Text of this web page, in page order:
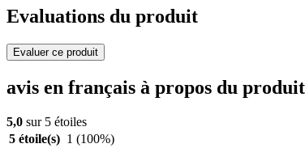
Evaluations du produit
Evaluer ce produit
avis en français à propos du
5,0 sur 5 étoiles
5 étoile(s) 1 (100%)